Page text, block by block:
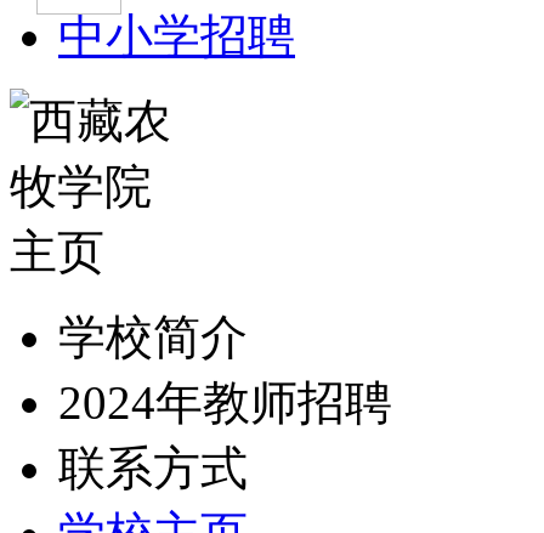
中小学招聘
学校简介
2024年教师招聘
联系方式